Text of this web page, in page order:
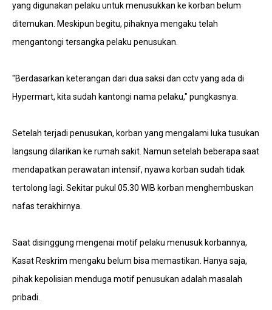
yang digunakan pelaku untuk menusukkan ke korban belum
ditemukan. Meskipun begitu, pihaknya mengaku telah
mengantongi tersangka pelaku penusukan.
"Berdasarkan keterangan dari dua saksi dan cctv yang ada di
Hypermart, kita sudah kantongi nama pelaku," pungkasnya.
Setelah terjadi penusukan, korban yang mengalami luka tusukan
langsung dilarikan ke rumah sakit. Namun setelah beberapa saat
mendapatkan perawatan intensif, nyawa korban sudah tidak
tertolong lagi. Sekitar pukul 05.30 WIB korban menghembuskan
nafas terakhirnya.
Saat disinggung mengenai motif pelaku menusuk korbannya,
Kasat Reskrim mengaku belum bisa memastikan. Hanya saja,
pihak kepolisian menduga motif penusukan adalah masalah
pribadi.